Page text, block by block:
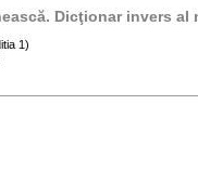
Dicţionar invers al
1)